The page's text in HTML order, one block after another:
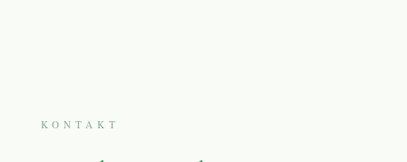
KONTAKT